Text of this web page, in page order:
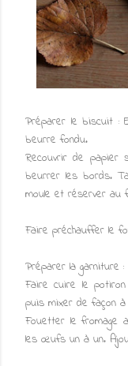
Préparer le biscuit :
beurre fondu.
Recouvrir de papier
beurrer les bords.
moule et réserver au
Faire préchauffer le
Préparer la garniture :
Faire cuire le potiron
puis mixer de façon
Fouetter le fromage
les œufs un à un.